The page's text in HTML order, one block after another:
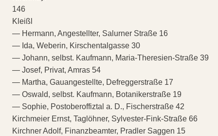
146
Kleißl
— Hermann, Angestellter, Salurner Straße 16
— Ida, Weberin, Kirschentalgasse 30
— Johann, selbst. Kaufmann, Maria-Theresien-Straße 39
— Josef, Privat, Amras 54
— Martha, Gauangestellte, Defreggerstraße 17
— Oswald, selbst. Kaufmann, Botanikerstraße 19
— Sophie, Postoberoffiztal a. D., Fischerstraße 42
Kirchmeier Ernst, Taglöhner, Sylvester-Fink-Straße 66
Kirchner Adolf, Finanzbeamter, Pradler Saggen 15